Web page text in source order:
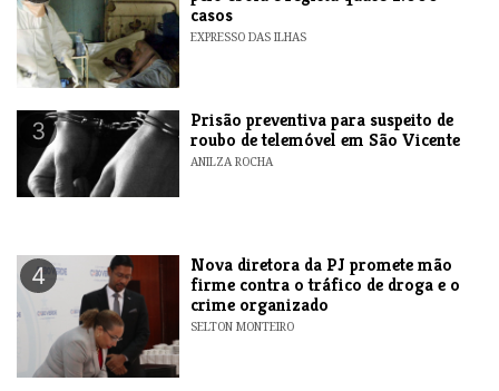
casos
EXPRESSO DAS ILHAS
3
Prisão preventiva para suspeito de
roubo de telemóvel em São Vicente
ANILZA ROCHA
4
Nova diretora da PJ promete mão
firme contra o tráfico de droga e o
crime organizado
SELTON MONTEIRO